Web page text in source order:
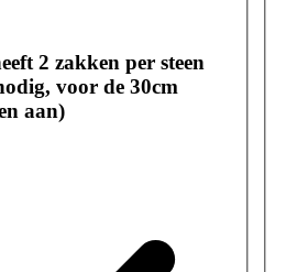
2 zakken per steen
voor de 30cm
aan)